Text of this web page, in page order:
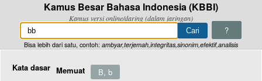
Kamus Besar Bahasa Indonesia (KBBI)
Kamus versi online/daring (dalam jaringan)
?
Bisa lebih dari satu, contoh: ambyar,terjemah,integritas,sinonim,efektif,analisis
Kata dasar Memuat B, b